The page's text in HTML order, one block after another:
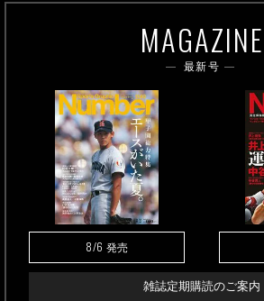
MAGAZINE
最新号
8/6 発売
雑誌定期購読のご案内